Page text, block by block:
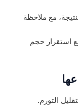
مع ملاحظة
مع استقرار حجم
التورم.